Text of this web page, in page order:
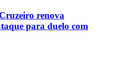
renova
para duelo com